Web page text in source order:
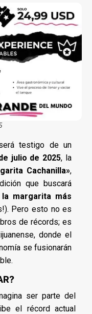
testigo de un
julio de 2025, la
Cachanilla»,
que buscará
la margarita más
Pero esto no es
de récords; es
donde el
se fusionarán
ser parte del
el récord actual